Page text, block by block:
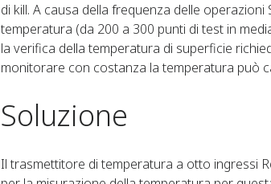
di kill. A causa della frequenza delle
temperatura (da 200 a 300 punti di test in
la verifica della temperatura di superficie
monitorare con costanza la temperatura può
Soluzione
Il trasmettitore di temperatura a otto ingressi